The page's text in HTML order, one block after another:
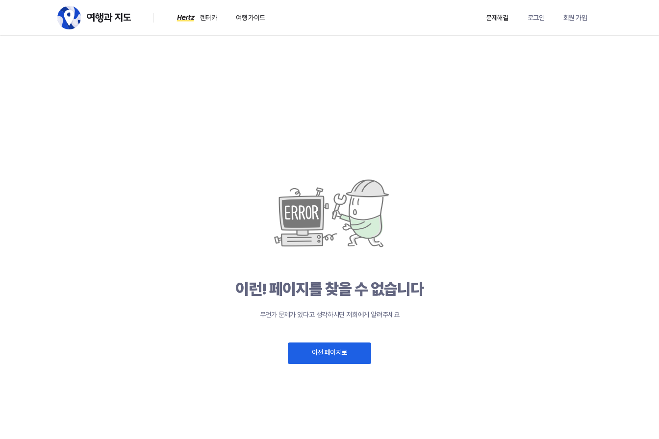
렌터카 여행 가이드 문제해결 로그인 회원 가입
이런! 페이지를 찾을 수 없습니다
무언가 문제가 있다고 생각하시면 저희에게 알려주세요
이전 페이지로